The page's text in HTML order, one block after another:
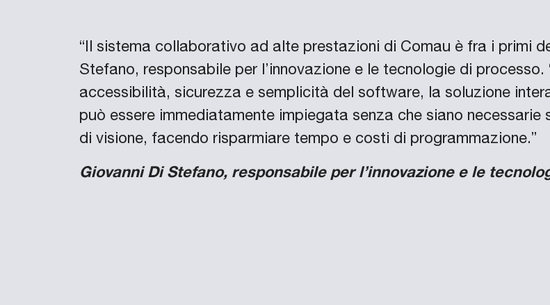
“Il sistema collaborativo ad alte prestazioni di Comau è fra i primi
Stefano, responsabile per l’innovazione e le tecnologie di
accessibilità, sicurezza e semplicità del software, la soluzione
può essere immediatamente impiegata senza che siano
di visione, facendo risparmiare tempo e costi di programmazione.”
Giovanni Di Stefano, responsabile per l’innovazione e le